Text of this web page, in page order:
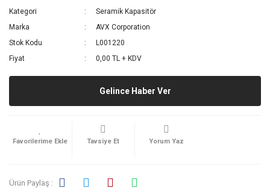
Kategori
Seramik Kapasitör
Marka
AVX Corporation
Stok Kodu
L001220
Fiyat
0,00 TL + KDV
Gelince Haber Ver
Tavsiye Et Yorum Yaz
Ürün Paylaş :